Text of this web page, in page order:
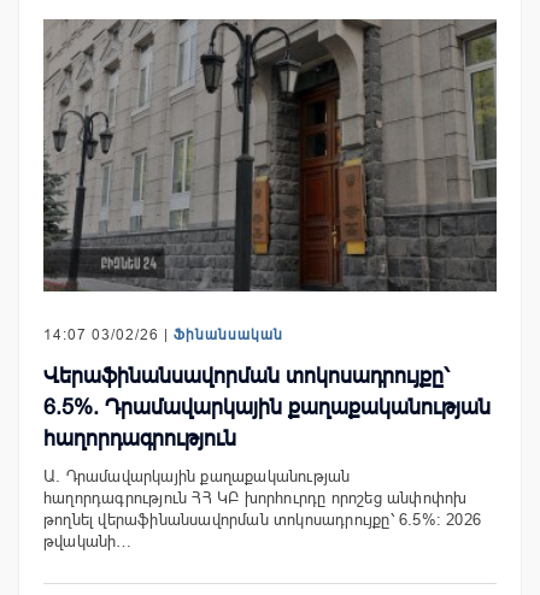
14:07 03/02/26 | Ֆինանսական
Վերաֆինանսավորման տոկոսադրույքը՝
6.5%. Դրամավարկային քաղաքականության
հաղորդագրություն
Ա. Դրամավարկային քաղաքականության
հաղորդագրություն ՀՀ ԿԲ խորհուրդը որոշեց անփոփոխ
թողնել վերաֆինանսավորման տոկոսադրույքը՝ 6.5%։ 2026
թվականի…